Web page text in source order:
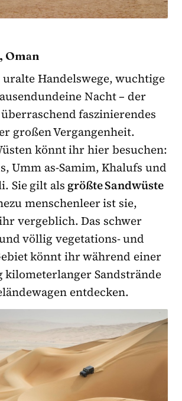
Oman
uralte Handelswege, wuchtige
Nacht – der
faszinierendes
großen Vergangenheit.
könnt ihr hier besuchen:
Umm as-Samim, Khalufs und
Sie gilt als größte Sandwüste
menschenleer ist sie,
vergeblich. Das schwer
völlig vegetations- und
könnt ihr während einer
kilometerlanger Sandstrände
entdecken.